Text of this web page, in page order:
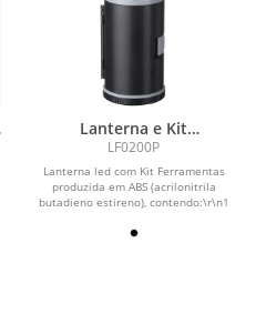
Lanterna e Kit
Ferramenta
LF0200P
Lanterna led com Kit Ferramentas
produzida em ABS (acrilonitrila
butadieno estireno), contendo:\r\n1